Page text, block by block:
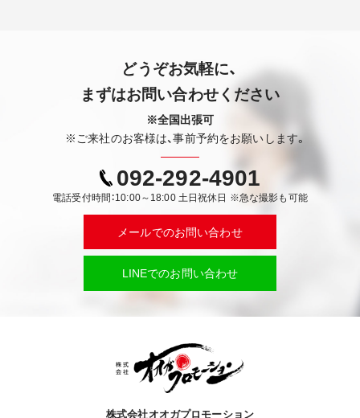
どうぞお気軽に、
まずはお問い合わせください
※全国出張可
※ご来社のお客様は、事前予約をお願いします。
092-292-4901
電話受付時間：10:00～18:00 土日祝休日 ※急な撮影も可能
メールでのお問い合わせ
LINEでのお問い合わせ
株式会社オオガプロモーション